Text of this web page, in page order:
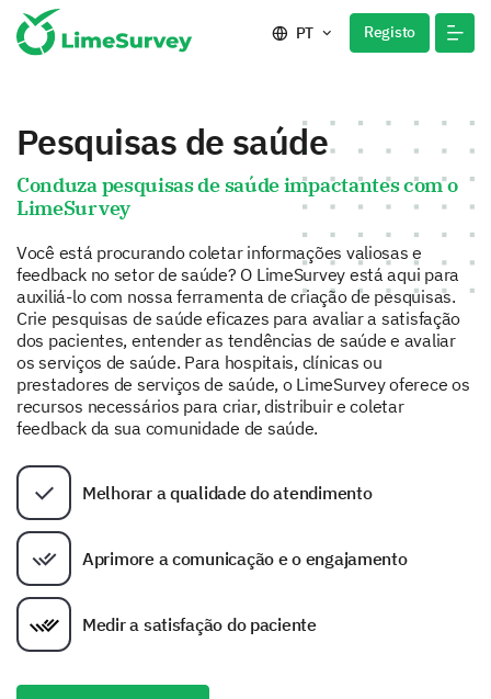
PT Registo
Pesquisas de saúde
Conduza pesquisas de saúde impactantes com o
LimeSurvey
Você está procurando coletar informações valiosas e
feedback no setor de saúde? O LimeSurvey está aqui para
auxiliá-lo com nossa ferramenta de criação de pesquisas.
Crie pesquisas de saúde eficazes para avaliar a satisfação
dos pacientes, entender as tendências de saúde e avaliar
os serviços de saúde. Para hospitais, clínicas ou
prestadores de serviços de saúde, o LimeSurvey oferece os
recursos necessários para criar, distribuir e coletar
feedback da sua comunidade de saúde.
Melhorar a qualidade do atendimento
Aprimore a comunicação e o engajamento
Medir a satisfação do paciente